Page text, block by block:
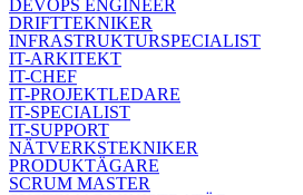
DEVOPS ENGINEER
DRIFTTEKNIKER
INFRASTRUKTURSPECIALIST
IT-ARKITEKT
IT-CHEF
IT-PROJEKTLEDARE
IT-SPECIALIST
IT-SUPPORT
NÄTVERKSTEKNIKER
PRODUKTÄGARE
SCRUM MASTER